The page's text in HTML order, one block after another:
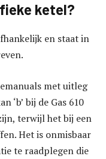
ketel?
en staat in
met uitleg
‘b’ bij de Gas 610
terwijl het bij een
Het is onmisbaar
te raadplegen die